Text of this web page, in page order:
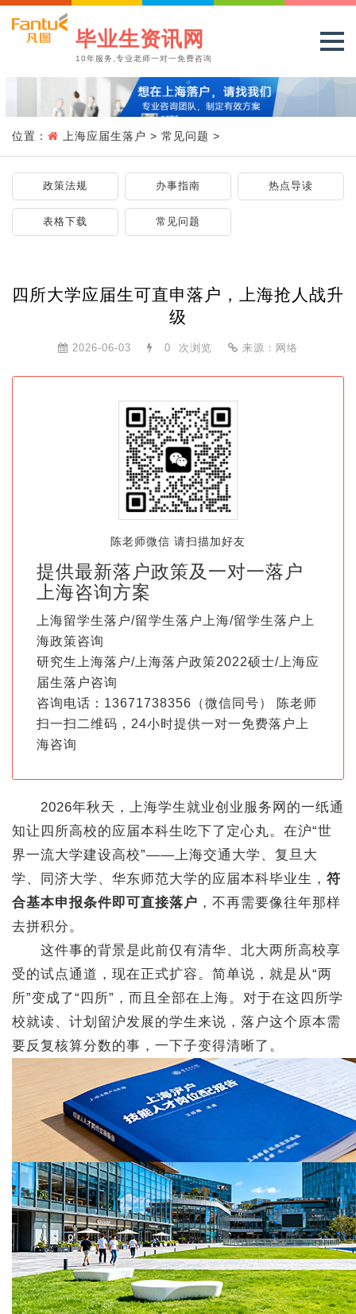
毕业生资讯网
10年服务,专业老师一对一免费咨询
位置： 上海应届生落户 > 常见问题 >
政策法规 办事指南 热点导读
表格下载 常见问题
四所大学应届生可直申落户，上海抢人战升
级
2026-06-03 0 次浏览 来源：网络
陈老师微信 请扫描加好友
提供最新落户政策及一对一落户
上海咨询方案
上海留学生落户/留学生落户上海/留学生落户上
海政策咨询
研究生上海落户/上海落户政策2022硕士/上海应
届生落户咨询
咨询电话：13671738356（微信同号） 陈老师
扫一扫二维码，24小时提供一对一免费落户上
海咨询
2026年秋天，上海学生就业创业服务网的一纸通
知让四所高校的应届本科生吃下了定心丸。在沪“世
界一流大学建设高校”——上海交通大学、复旦大
学、同济大学、华东师范大学的应届本科毕业生， 符
合基本申报条件即可直接落户 ，不再需要像往年那样
去拼积分。
这件事的背景是此前仅有清华、北大两所高校享
受的试点通道，现在正式扩容。简单说，就是从“两
所”变成了“四所”，而且全部在上海。对于在这四所学
校就读、计划留沪发展的学生来说，落户这个原本需
要反复核算分数的事，一下子变得清晰了。